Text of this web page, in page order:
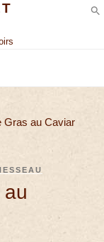
Gras au Caviar